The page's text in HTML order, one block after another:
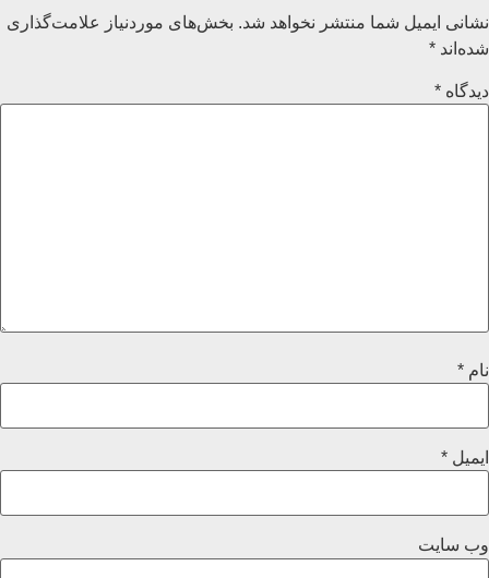
نشانی ایمیل شما منتشر نخواهد شد. بخش‌های موردنیاز علامت‌گذاری
شده‌اند *
دیدگاه *
نام *
ایمیل *
وب‌ سایت